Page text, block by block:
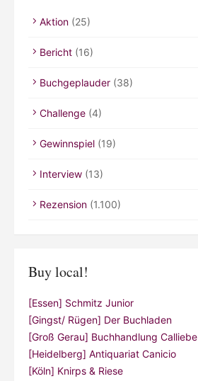
Aktion (25)
Bericht (16)
Buchgeplauder (38)
Challenge (4)
Gewinnspiel (19)
Interview (13)
Rezension (1.100)
Buy local!
[Essen] Schmitz Junior
[Gingst/ Rügen] Der Buchladen
[Groß Gerau] Buchhandlung Calliebe
[Heidelberg] Antiquariat Canicio
[Köln] Knirps & Riese